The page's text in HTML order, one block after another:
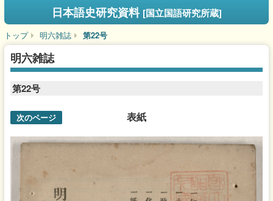
日本語史研究資料 [国立国語研究所蔵]
トップ 明六雑誌 第22号
明六雑誌
第22号
表紙
次のページ